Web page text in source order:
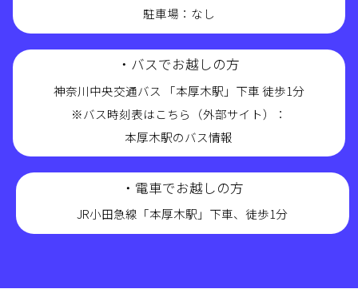
駐車場：なし
・バスでお越しの方
神奈川中央交通バス 「本厚木駅」下車 徒歩1分
※バス時刻表はこちら（外部サイト）：
本厚木駅のバス情報
・電車でお越しの方
JR小田急線「本厚木駅」下車、徒歩1分